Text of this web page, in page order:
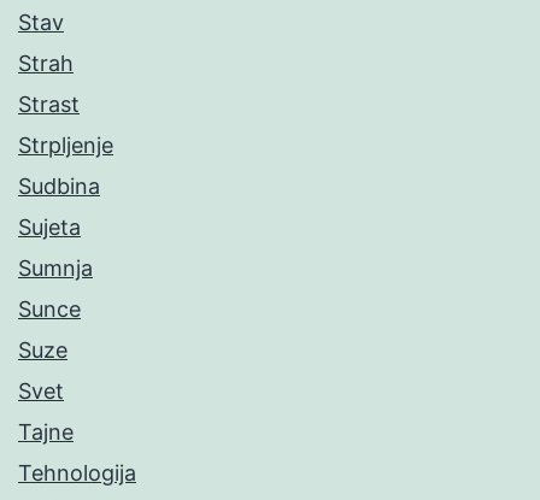
Stav
Strah
Strast
Strpljenje
Sudbina
Sujeta
Sumnja
Sunce
Suze
Svet
Tajne
Tehnologija